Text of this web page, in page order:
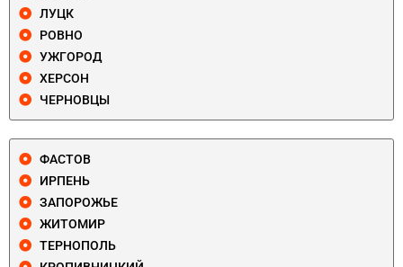
ЛУЦК
РОВНО
УЖГОРОД
ХЕРСОН
ЧЕРНОВЦЫ
ФАСТОВ
ИРПЕНЬ
ЗАПОРОЖЬЕ
ЖИТОМИР
ТЕРНОПОЛЬ